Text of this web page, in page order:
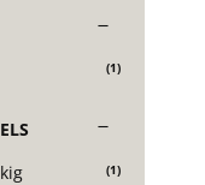
(1)
(1)